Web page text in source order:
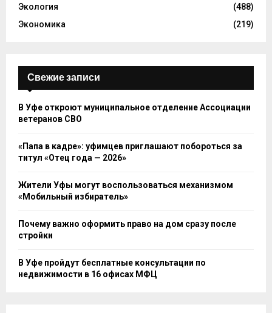
Экология
(488)
Экономика
(219)
Свежие записи
В Уфе откроют муниципальное отделение Ассоциации
ветеранов СВО
«Папа в кадре»: уфимцев приглашают побороться за
титул «Отец года — 2026»
Жители Уфы могут воспользоваться механизмом
«Мобильный избиратель»
Почему важно оформить право на дом сразу после
стройки
В Уфе пройдут бесплатные консультации по
недвижимости в 16 офисах МФЦ